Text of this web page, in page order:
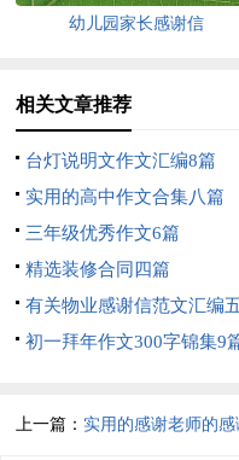
幼儿园家长感谢信
相关文章推荐
台灯说明文作文汇编8篇
实用的高中作文合集八篇
三年级优秀作文6篇
精选装修合同四篇
有关物业感谢信范文汇编
初一拜年作文300字锦集9
上一篇： 实用的感谢老师的感